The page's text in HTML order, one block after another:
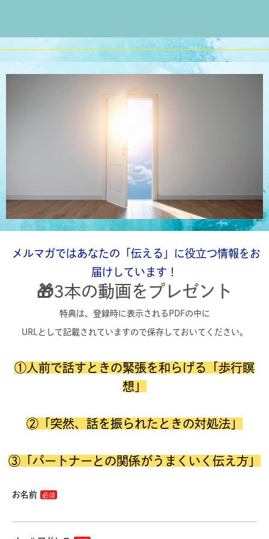
メルマガではあなたの「伝える」
に役立つ情報をお
届けしています！
🎁3本の動画をプレゼント
特典は、登録時に表示されるPDFの中に
URLとして記載されていますので保存しておいてください。
①人前で話すときの緊張を和らげる「歩行瞑
想」
②「突然、話を振られたときの対処法」
③「パートナーとの関係がうまくいく伝え方」
お名前